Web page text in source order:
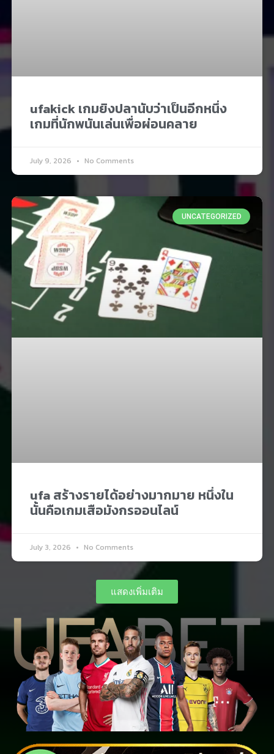
ufakick เกมยิงปลานับว่าเป็นอีกหนึ่ง
เกมที่นักพนันเล่นเพื่อผ่อนคลาย​
July 9, 2026 No Comments
UNCATEGORIZED
ufa สร้างรายได้อย่างมากมาย หนึ่งใน
นั้นคือเกมเสือมังกรออนไลน์
July 3, 2026 No Comments
แสดงเพิ่มเติม